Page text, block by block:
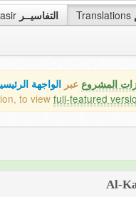
التفاسيــر Translations
المشروع عبر الواجهة
to view full-featured